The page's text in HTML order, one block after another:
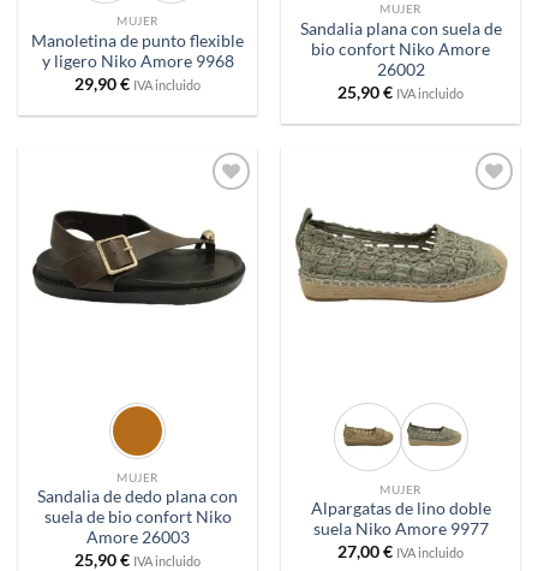
MUJER
Manoletina de punto flexible
y ligero Niko Amore 9968
29,90€ IVA incluido
MUJER
Sandalia plana con suela de
bio confort Niko Amore
26002
25,90€ IVA incluido
deseos
MUJER
Sandalia de dedo plana con
suela de bio confort Niko
Amore 26003
25,90€ IVA incluido
deseos
MUJER
Alpargatas de lino doble
suela Niko Amore 9977
27,00€ IVA incluido